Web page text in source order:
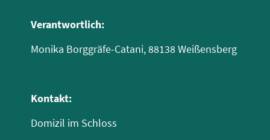
Verantwortlich:
Monika Borggräfe-Catani, 88138 Weißensberg
Kontakt:
Domizil im Schloss